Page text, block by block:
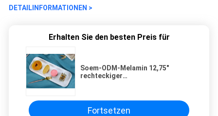
DETAILINFORMATIONEN >
Erhalten Sie den besten Preis für
Soem-ODM-Melamin 12,75"
rechteckiger
Fortsetzen